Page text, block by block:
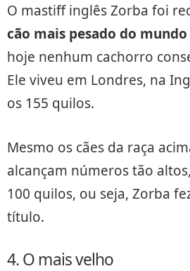
O mastiff inglês Zorba foi
cão mais pesado do mundo
hoje nenhum cachorro
Ele viveu em Londres, na
os 155 quilos.
Mesmo os cães da raça
alcançam números tão
100 quilos, ou seja, Zorba
título.
4. O mais velho